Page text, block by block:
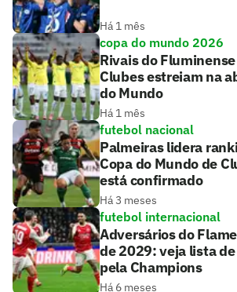
Há 1 mês
copa do mundo 2026
Rivais do
Clubes estreiam na
do Mundo
Há 1 mês
futebol nacional
Palmeiras lidera
Copa do Mundo de
está confirmado
Há 3 meses
futebol internacional
Adversários do
de 2029: veja lista
pela Champions
Há 6 meses